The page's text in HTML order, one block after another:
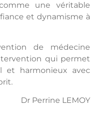
une véritable
et dynamisme à
de médecine
qui permet
et harmonieux avec
Dr Perrine LEMOY